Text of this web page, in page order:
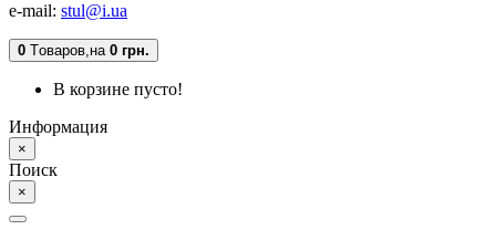
e-mail: stul@i.ua
0 Tоваров,на 0 грн.
В корзине пусто!
Информация
×
Поиск
×